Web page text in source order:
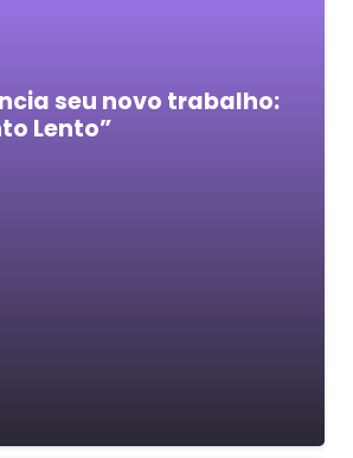
seu novo trabalho:
Lento”